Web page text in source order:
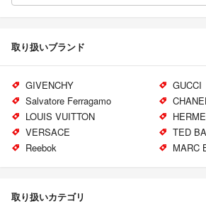
取り扱いブランド
GIVENCHY
GUCCI
Salvatore Ferragamo
LOUIS VUITTON
VERSACE
TED
Reebok
MARC
取り扱いカテゴリ